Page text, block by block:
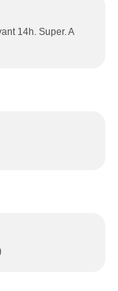
14h. Super. A